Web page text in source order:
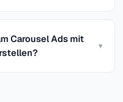
Carousel Ads mit
▾